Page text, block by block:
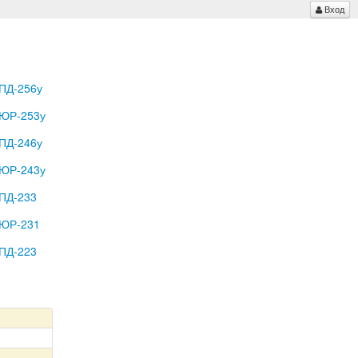
Вход
ПД-256у
ЮР-253у
ПД-246у
ЮР-243у
ПД-233
ЮР-231
ПД-223